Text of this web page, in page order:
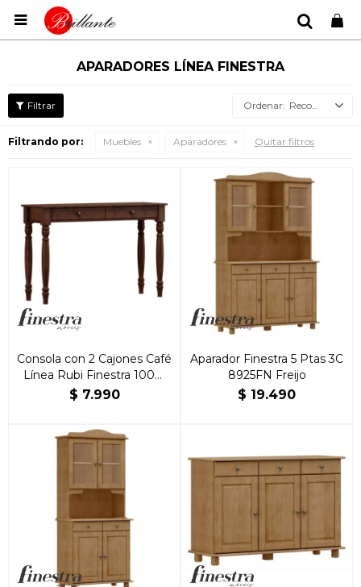

APARADORES LÍNEA FINESTRA
Recomendados
Filtrando por: Muebles Aparadores Quitar filtros
Consola con 2 Cajones Café
Línea Rubi Finestra 100%
Madera Maciza
$ 7.990
Aparador Finestra 5 Ptas 3C
8925FN Freijo
$ 19.490